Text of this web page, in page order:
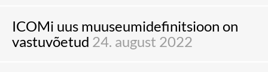
ICOMi uus muuseumidefinitsioon on
vastuvõetud 24. august 2022